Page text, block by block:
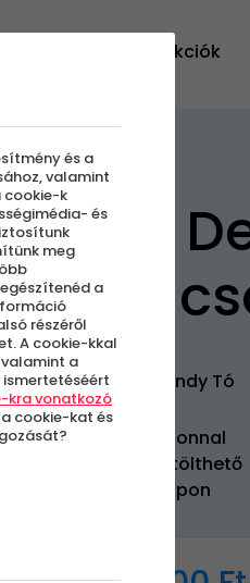
Akciók
SUP
XXL
Fundy Tó
Azonnal
letölthető
kupon
és a
valamint
cookie-k
és
meg
a
részéről
A cookie-kkal
a
kra vonatkozó
cookie-kat és